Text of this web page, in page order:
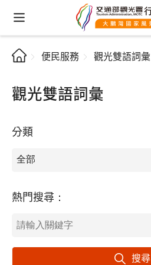
便民服務 觀光雙語詞彙
觀光雙語詞彙
分類
熱門搜尋：
搜尋